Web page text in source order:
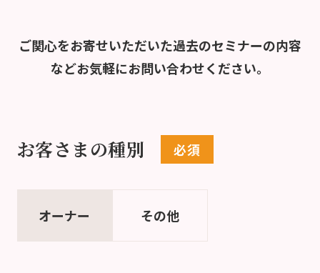
ご関心をお寄せいただいた過去のセミナーの内容
などお気軽にお問い合わせください。
お客さまの種別
オーナー その他